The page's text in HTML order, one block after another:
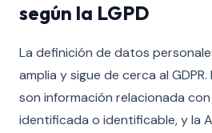
según la LGPD
La definición de datos
amplia y sigue de cerca al
son información relacionada
identificada o identificable, y la